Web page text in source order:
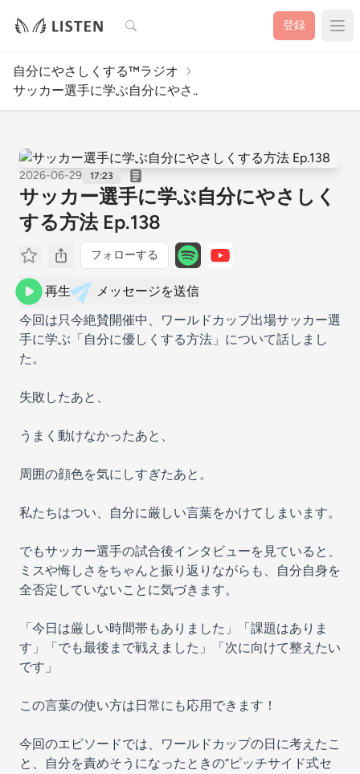
検索 登録
自分にやさしくする™︎ラジオ
サッカー選手に学ぶ自分にやさ..
2026-06-29 17:23
サッカー選手に学ぶ自分にやさしく
する方法 Ep.138
フォローする
再生
メッセージを送信
今回は只今絶賛開催中、ワールドカップ出場サッカー選
手に学ぶ「自分に優しくする方法」について話しまし
た。
失敗したあと、
うまく動けなかったあと、
周囲の顔色を気にしすぎたあと。
私たちはつい、自分に厳しい言葉をかけてしまいます。
でもサッカー選手の試合後インタビューを見ていると、
ミスや悔しさをちゃんと振り返りながらも、自分自身を
全否定していないことに気づきます。
「今日は厳しい時間帯もありました」「課題はありま
す」「でも最後まで戦えました」「次に向けて整えたい
です」
この言葉の使い方は日常にも応用できます！
今回のエピソードでは、ワールドカップの日に考えたこ
と、自分を責めそうになったときの“ピッチサイド式セ